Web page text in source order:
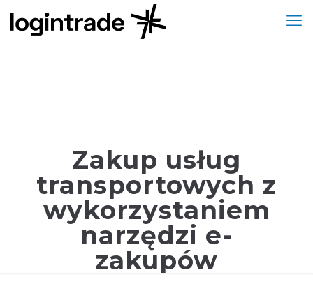
Zakup usług
transportowych z
wykorzystaniem
narzędzi e-
zakupów